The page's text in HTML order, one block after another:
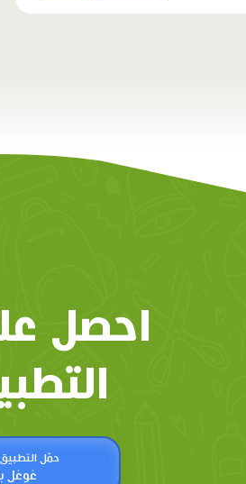
احصل
حمّل
غوغل